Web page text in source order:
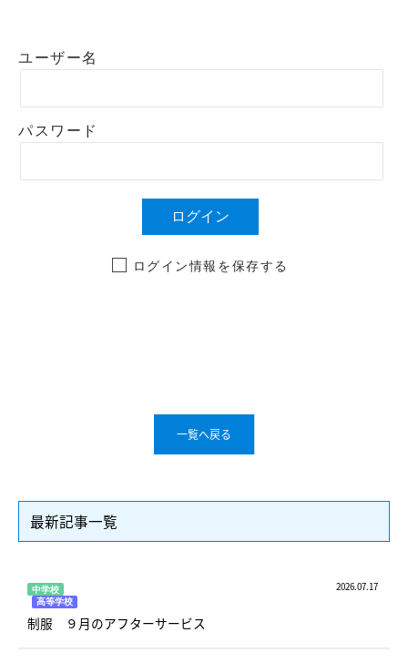
ユーザー名
パスワード
ログイン情報を保存する
一覧へ戻る
最新記事一覧
中学校
高等学校
2026.07.17
制服 ９月のアフターサービス